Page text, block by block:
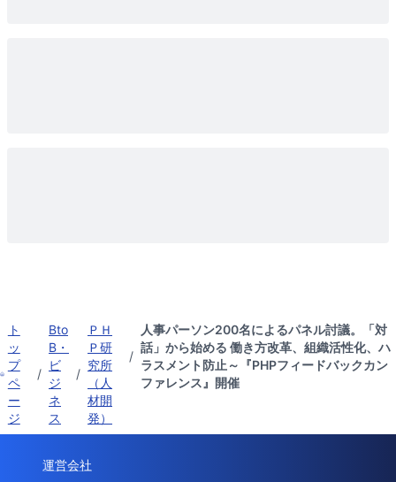
ト
ッ
プ
ペ
ー
ジ
/
Bto
B・
ビ
ジ
ネ
ス
/
ＰＨ
Ｐ研
究所
（人
材開
発）
/
人事パーソン200名によるパネル討議。「対
話」から始める 働き方改革、組織活性化、ハ
ラスメント防止～『PHPフィードバックカン
ファレンス』開催
運営会社